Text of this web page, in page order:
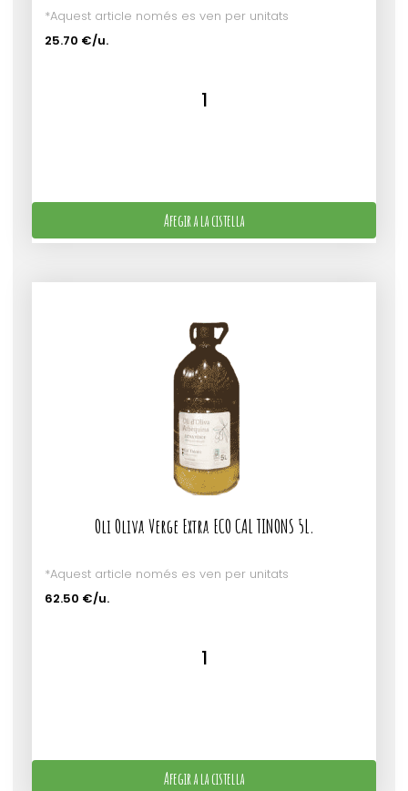
*Aquest article només es ven per unitats
25.70 €/u.
Afegir a la cistella
Oli Oliva Verge Extra ECO CAL TINONS 5L.
*Aquest article només es ven per unitats
62.50 €/u.
Afegir a la cistella